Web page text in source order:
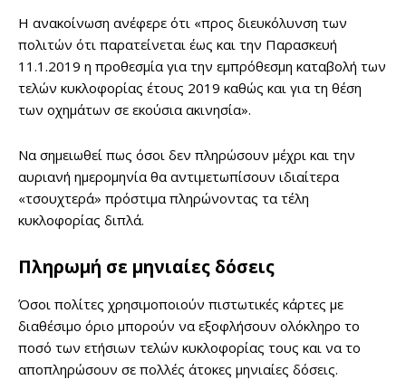
Η ανακοίνωση ανέφερε ότι «προς διευκόλυνση των
πολιτών ότι παρατείνεται έως και την Παρασκευή
11.1.2019 η προθεσμία για την εμπρόθεσμη καταβολή των
τελών κυκλοφορίας έτους 2019 καθώς και για τη θέση
των οχημάτων σε εκούσια ακινησία».
Να σημειωθεί πως όσοι δεν πληρώσουν μέχρι και την
αυριανή ημερομηνία θα αντιμετωπίσουν ιδιαίτερα
«τσουχτερά» πρόστιμα πληρώνοντας τα τέλη
κυκλοφορίας διπλά.
Πληρωμή σε μηνιαίες δόσεις
Όσοι πολίτες χρησιμοποιούν πιστωτικές κάρτες με
διαθέσιμο όριο μπορούν να εξοφλήσουν ολόκληρο το
ποσό των ετήσιων τελών κυκλοφορίας τους και να το
αποπληρώσουν σε πολλές άτοκες μηνιαίες δόσεις.